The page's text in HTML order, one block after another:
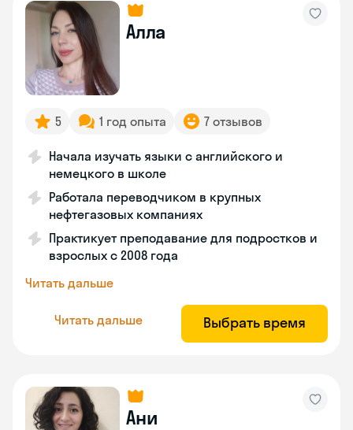
Алла
5 1 год опыта 7 отзывов
Начала изучать языки с английского и
немецкого в школе
Работала переводчиком в крупных
нефтегазовых компаниях
Практикует преподавание для подростков и
взрослых с 2008 года
Читать дальше
Читать дальше Выбрать время
Ани